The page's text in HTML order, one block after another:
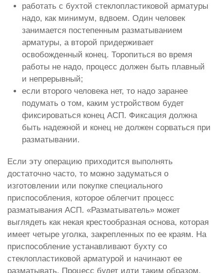
работать с бухтой стеклопластиковой арматуры
надо, как минимум, вдвоем. Один человек
занимается постепенным разматыванием
арматуры, а второй придерживает
освобожденный конец. Торопиться во время
работы не надо, процесс должен быть плавный
и непрерывный;
если второго человека нет, то надо заранее
подумать о том, каким устройством будет
фиксироваться конец АСП. Фиксация должна
быть надежной и конец не должен сорваться при
разматывании.
Если эту операцию приходится выполнять
достаточно часто, то можно задуматься о
изготовлении или покупке специального
приспособления, которое облегчит процесс
разматывания АСП. «Разматыватель» может
выглядеть как некая крестообразная основа, которая
имеет четыре уголка, закрепленных по ее краям. На
приспособление устанавливают бухту со
стеклопластиковой арматурой и начинают ее
разматывать. Процесс будет идти таким образом,